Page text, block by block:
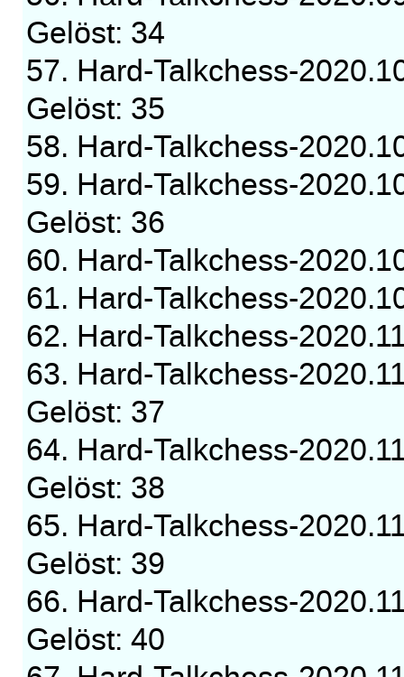
Gelöst: 34
57. Hard-Talkchess-
Gelöst: 35
58. Hard-Talkchess-
59. Hard-Talkchess-
Gelöst: 36
60. Hard-Talkchess-
61. Hard-Talkchess-
62. Hard-Talkchess-
63. Hard-Talkchess-
Gelöst: 37
64. Hard-Talkchess-
Gelöst: 38
65. Hard-Talkchess-
Gelöst: 39
66. Hard-Talkchess-
Gelöst: 40